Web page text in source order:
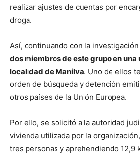
realizar ajustes de cuentas por
droga.
Así, continuando con la investigación
dos miembros de este grupo en una
localidad de Manilva. Uno de ellos
orden de búsqueda y detención
otros países de la Unión Europea.
Por ello, se solicitó a la autoridad
vivienda utilizada por la
tres personas y aprehendiendo 12,9